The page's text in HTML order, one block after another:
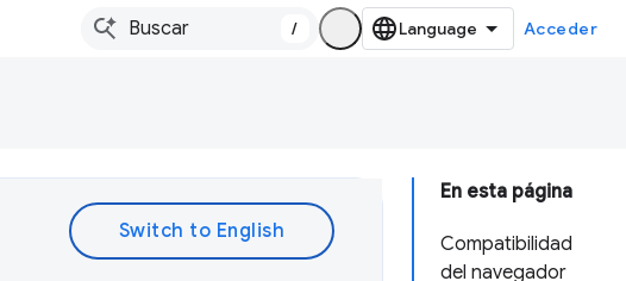
/ Acceder
En esta página
Compatibilidad
del navegador